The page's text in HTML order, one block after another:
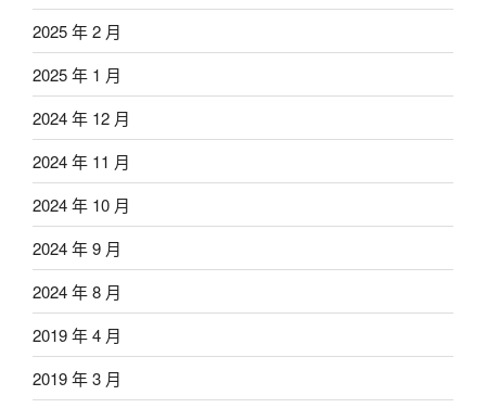
2025 年 2 月
2025 年 1 月
2024 年 12 月
2024 年 11 月
2024 年 10 月
2024 年 9 月
2024 年 8 月
2019 年 4 月
2019 年 3 月